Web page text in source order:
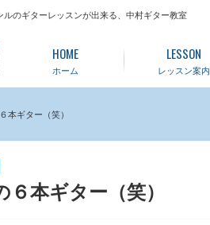
のギターレッスンが出来る、中村ギター教室
ホーム
HOME
レッスン案内
LESSON
本ギター（笑）
本ギター（笑）